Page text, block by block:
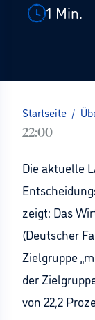
1 Min.
Startseite /
22:00
Die aktuelle
zeigt: Das
(Deutscher
Zielgruppe
der
von 22,2